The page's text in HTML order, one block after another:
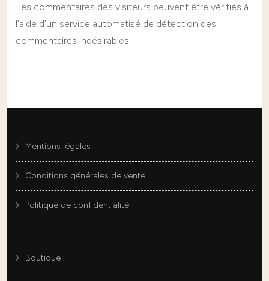
Les commentaires des visiteurs peuvent être vérifiés à
l’aide d’un service automatisé de détection des
commentaires indésirables.
Mentions légales
Conditions générales de vente
Politique de confidentialité
Boutique